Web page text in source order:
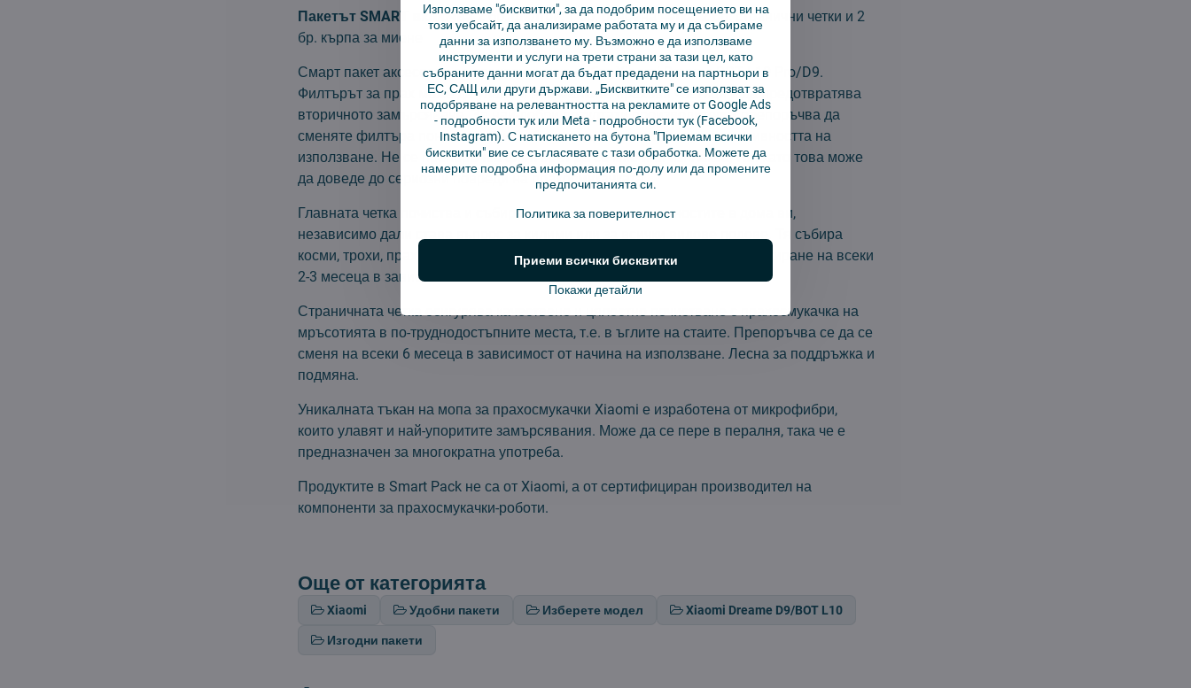
Пакетът SMART включва2 бр. филтри, 1 бр. основна четка, 2 бр. странични четки и 2
бр. кърпа за миене
Смарт пакет аксесоари за прахосмукачка-робот Xiaomi Dreame BOT L10 Pro/D9.
Филтърът за прах може да улавя и най-малките прахови частици и да предотвратява
вторичното замърсяване. За най-добри резултати производителят препоръчва да
сменяте филтъра поне на всеки 3 - 6 месеца, в зависимост от интензивността на
използване. Не се препоръчва филтърът да се мие или изплаква, тъй като това може
да доведе до сериозни повреди на прахосмукачката.
Главната четка почиства и събира мръсотията от повърхностите в дома ви,
независимо дали става въпрос за килими или за всички видове подове. Тя събира
косми, трохи, прах. Четката трябва да се сменя за ефективно прахосмукиране на всеки
2-3 месеца в зависимост от интензивността на използване.
Страничната четка осигурява качествено и цялостно почистване с прахосмукачка на
мръсотията в по-труднодостъпните места, т.е. в ъглите на стаите. Препоръчва се да се
сменя на всеки 6 месеца в зависимост от начина на използване. Лесна за поддръжка и
подмяна.
Уникалната тъкан на мопа за прахосмукачки Xiaomi е изработена от микрофибри,
които улавят и най-упоритите замърсявания. Може да се пере в пералня, така че е
предназначен за многократна употреба.
Продуктите в Smart Pack не са от Xiaomi, а от сертифициран производител на
компоненти за прахосмукачки-роботи.
Още от категорията
Xiaomi Удобни пакети Изберете модел Xiaomi Dreame D9/BOT L10
Изгодни пакети
Използваме "бисквитки", за да подобрим посещението ви на
този уебсайт, да анализираме работата му и да събираме
данни за използването му. Възможно е да използваме
инструменти и услуги на трети страни за тази цел, като
събраните данни могат да бъдат предадени на партньори в
ЕС, САЩ или други държави. „Бисквитките" се използват за
подобряване на релевантността на рекламите от Google Ads
- подробности тукили Meta - подробности тук(Facebook,
Instagram). С натискането на бутона "Приемам всички
бисквитки" вие се съгласявате с тази обработка. Можете да
намерите подробна информация по-долу или да промените
предпочитанията си.
Политика за поверителност
Покажи детайли
Приеми всички бисквитки